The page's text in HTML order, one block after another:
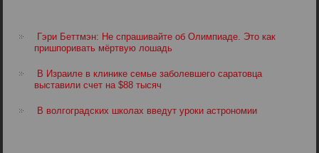
Гэри Беттмэн: Не спрашивайте об Олимпиаде. Это как
пришпоривать мёртвую лошадь
В Израиле в клинике семье заболевшего саратовца
выставили счет на $88 тысяч
В волгоградских школах введут уроки астрономии